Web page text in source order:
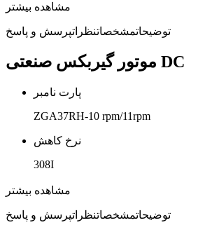
طول شفت :15 میلی متر
قطر شفت : 6 میلی متر
گشتاور پایه : 1 کیلوگرم
دنده (گیربکس) و یک موتور الکتریکی
دنده های این محصول فلزی است که
از محصولات به عنوان موتور های قدرتی
مشاهده بیشتر
توضیحاتمشخصاتنظراتپرسش و پاسخ
موتور گیربکس صنعتی DC
پارت نامبر
ZGA37RH-10 rpm/11rpm
نرخ کاهش
308I
ولتاژ کاری
12 ولت
مشاهده بیشتر
توضیحاتمشخصاتنظراتپرسش و پاسخ